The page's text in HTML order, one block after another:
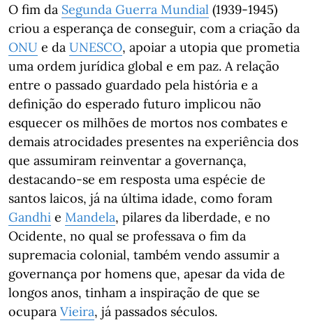
O fim da Segunda Guerra Mundial (1939-1945)
criou a esperança de conseguir, com a criação da
ONU e da UNESCO, apoiar a utopia que prometia
uma ordem jurídica global e em paz. A relação
entre o passado guardado pela história e a
definição do esperado futuro implicou não
esquecer os milhões de mortos nos combates e
demais atrocidades presentes na experiência dos
que assumiram reinventar a governança,
destacando-se em resposta uma espécie de
santos laicos, já na última idade, como foram
Gandhi e Mandela, pilares da liberdade, e no
Ocidente, no qual se professava o fim da
supremacia colonial, também vendo assumir a
governança por homens que, apesar da vida de
longos anos, tinham a inspiração de que se
ocupara Vieira, já passados séculos.